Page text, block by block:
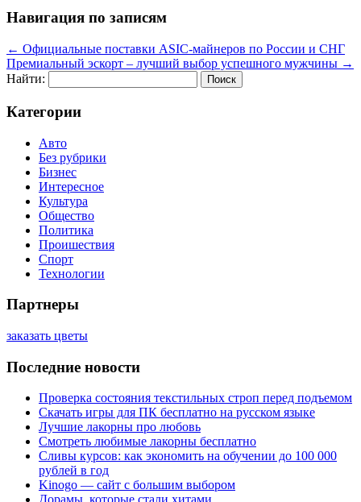
Навигация по записям
← Официальные поставки ASIC-майнеров по России и СНГ
Премиальный эскорт – лучший выбор успешного мужчины →
Найти:
Категории
Авто
Без рубрики
Бизнес
Интересное
Культура
Общество
Политика
Проишествия
Спорт
Технологии
Партнеры
заказать цветы
Последние новости
Проверка состояния текстильных строп перед подъемом
Скачать игры для ПК бесплатно на русском языке
Лучшие лакорны про любовь
Смотреть любимые лакорны бесплатно
Сливы курсов: как экономить на обучении до 100 000
рублей в год
Kinogo — сайт с большим выбором